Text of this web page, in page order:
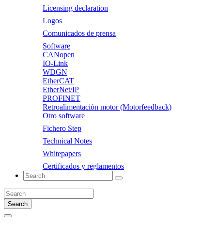
Licensing declaration
Logos
Comunicados de prensa
Software
CANopen
IO-Link
WDGN
EtherCAT
EtherNet/IP
PROFINET
Retroalimentación motor (Motorfeedback)
Otro software
Fichero Step
Technical Notes
Whitepapers
Certificados y reglamentos
Search